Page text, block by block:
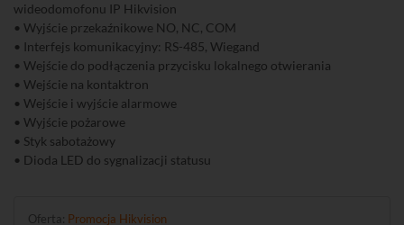
wideodomofonu IP Hikvision
• Wyjście przekaźnikowe NO, NC, COM
• Interfejs komunikacyjny: RS-485, Wiegand
• Wejście do podłączenia przycisku lokalnego otwierania
• Wejście na kontaktron
• Wejście i wyjście alarmowe
• Wyjście pożarowe
• Styk sabotażowy
• Dioda LED do sygnalizacji statusu
Oferta: Promocja Hikvision